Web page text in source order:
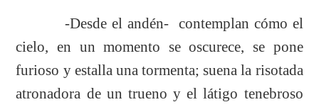
-Desde el andén- contemplan cómo el
cielo, en un momento se oscurece, se pone
furioso y estalla una tormenta; suena la risotada
atronadora de un trueno y el látigo tenebroso